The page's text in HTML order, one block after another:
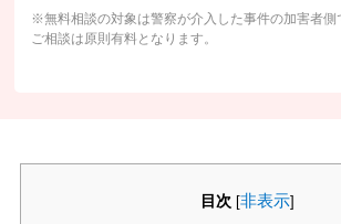
※無料相談の対象は警察が介入した事件の加害者側
ご相談は原則有料となります。
目次 [非表示]